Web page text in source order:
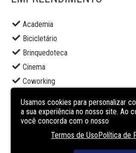
Academia
Bicicletário
Brinquedoteca
Cinema
Coworking
Espaço gourmet
Lounge
Usamos cookies para personalizar
a sua experiência no nosso site. Ao
você concorda com o nosso
Termos de UsoPolítica de